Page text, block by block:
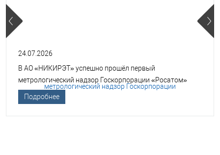
24.07.2026
В АО «НИКИРЭТ» успешно прошёл первый
метрологический надзор Госкорпорации «Росатом»
Подробнее